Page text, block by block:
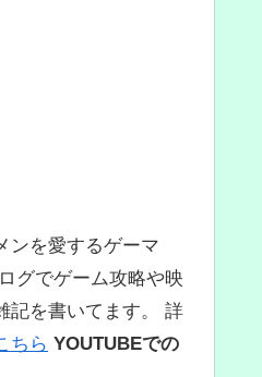
ンを愛するゲーマ
グでゲーム攻略や映
記を書いてます。 詳
ちら YOUTUBEでの